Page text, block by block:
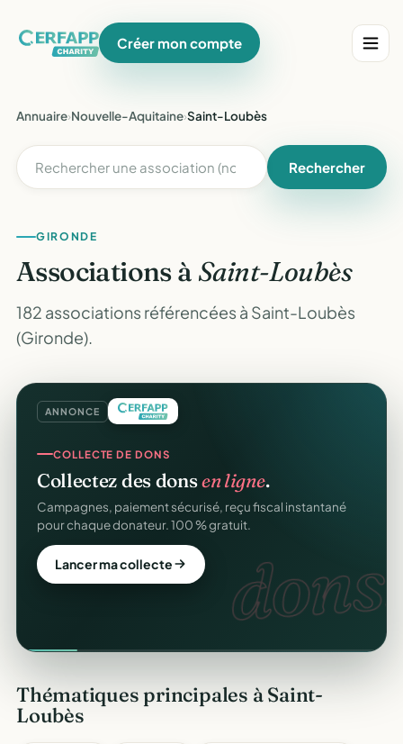
Créer mon compte
Annuaire›Nouvelle-Aquitaine›Saint-Loubès
Rechercher
GIRONDE
Associations à Saint-Loubès
182 associations référencées à Saint-Loubès
(Gironde).
ANNONCE
dons.
COLLECTE DE DONS
Collectez des donsen ligne.
Campagnes, paiement sécurisé, reçu fiscal instantané
pour chaque donateur. 100 % gratuit.
Lancer ma collecte
Thématiques principales à Saint-
Loubès